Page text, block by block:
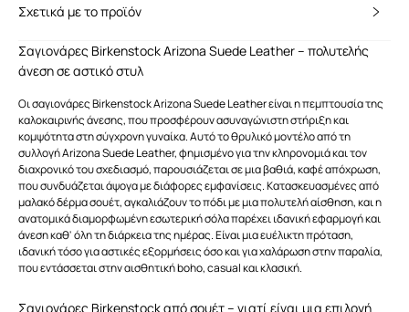
Σχετικά με το προϊόν
Σαγιονάρες Birkenstock Arizona Suede Leather – πολυτελής
άνεση σε αστικό στυλ
Οι σαγιονάρες Birkenstock Arizona Suede Leather είναι η πεμπτουσία της
καλοκαιρινής άνεσης, που προσφέρουν ασυναγώνιστη στήριξη και
κομψότητα στη σύγχρονη γυναίκα. Αυτό το θρυλικό μοντέλο από τη
συλλογή Arizona Suede Leather, φημισμένο για την κληρονομιά και τον
διαχρονικό του σχεδιασμό, παρουσιάζεται σε μια βαθιά, καφέ απόχρωση,
που συνδυάζεται άψογα με διάφορες εμφανίσεις. Κατασκευασμένες από
μαλακό δέρμα σουέτ, αγκαλιάζουν το πόδι με μια πολυτελή αίσθηση, και η
ανατομικά διαμορφωμένη εσωτερική σόλα παρέχει ιδανική εφαρμογή και
άνεση καθ' όλη τη διάρκεια της ημέρας. Είναι μια ευέλικτη πρόταση,
ιδανική τόσο για αστικές εξορμήσεις όσο και για χαλάρωση στην παραλία,
που εντάσσεται στην αισθητική boho, casual και κλασική.
Σαγιονάρες Birkenstock από σουέτ – γιατί είναι μια επιλογή